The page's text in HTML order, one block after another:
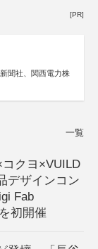
[PR]
聞社、関西電力株
一覧
コクヨ×VUILD
デザインコン
Fab
初開催